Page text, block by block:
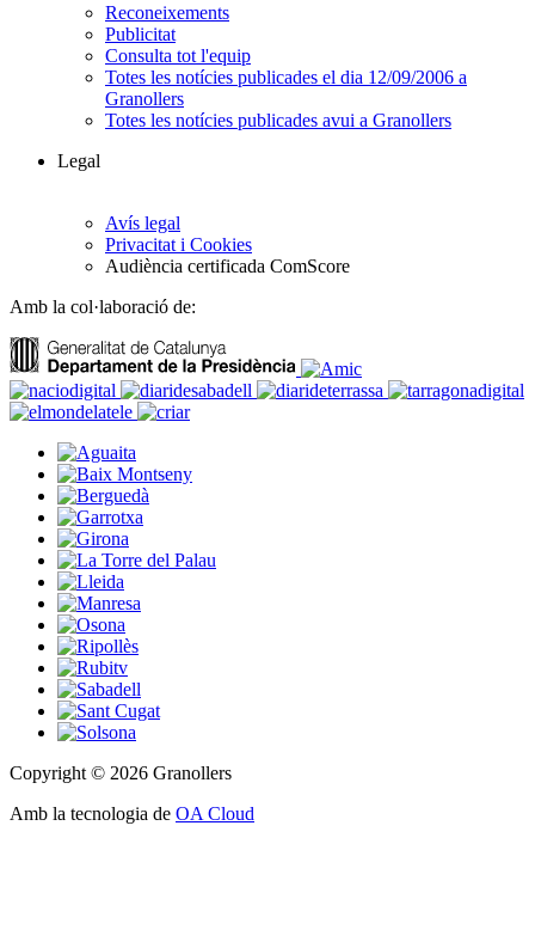
Reconeixements
Publicitat
Consulta tot l'equip
Totes les notícies publicades el dia 12/09/2006 a
Granollers
Totes les notícies publicades avui a Granollers
Legal
Avís legal
Privacitat i Cookies
Audiència certificada ComScore
Amb la col·laboració de:
Copyright © 2026 Granollers
Amb la tecnologia de OA Cloud